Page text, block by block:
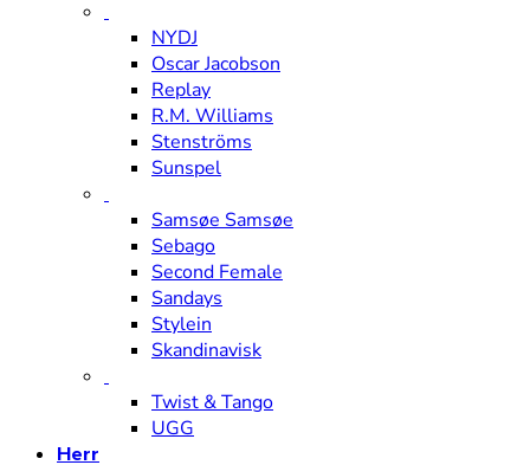
NYDJ
Oscar Jacobson
Replay
R.M. Williams
Stenströms
Sunspel
Samsøe Samsøe
Sebago
Second Female
Sandays
Stylein
Skandinavisk
Twist & Tango
UGG
Herr